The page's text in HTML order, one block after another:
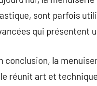
sont parfois
qui présentent
conclusion, la
réunit art et